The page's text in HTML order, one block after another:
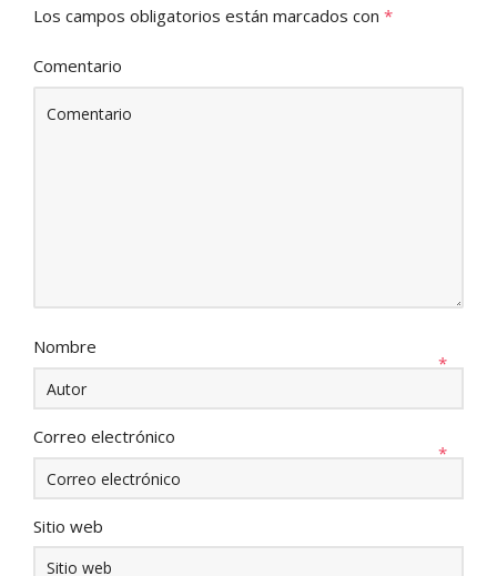
Los campos obligatorios están marcados con *
Comentario
Nombre
*
Correo electrónico
*
Sitio web